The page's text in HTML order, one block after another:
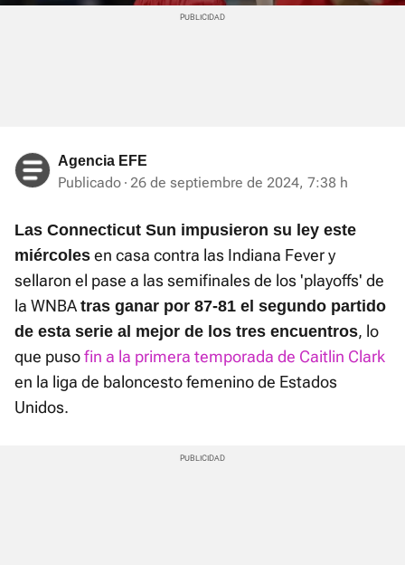
Agencia EFE
Publicado 26 de septiembre de 2024, 7:38 h
Las Connecticut Sun impusieron su ley este
miércoles en casa contra las Indiana Fever y
sellaron el pase a las semifinales de los 'playoffs' de
la WNBA tras ganar por 87-81 el segundo partido
de esta serie al mejor de los tres encuentros, lo
que pusofin a la primera temporada de Caitlin Clark
en la liga de baloncesto femenino de Estados
Unidos.